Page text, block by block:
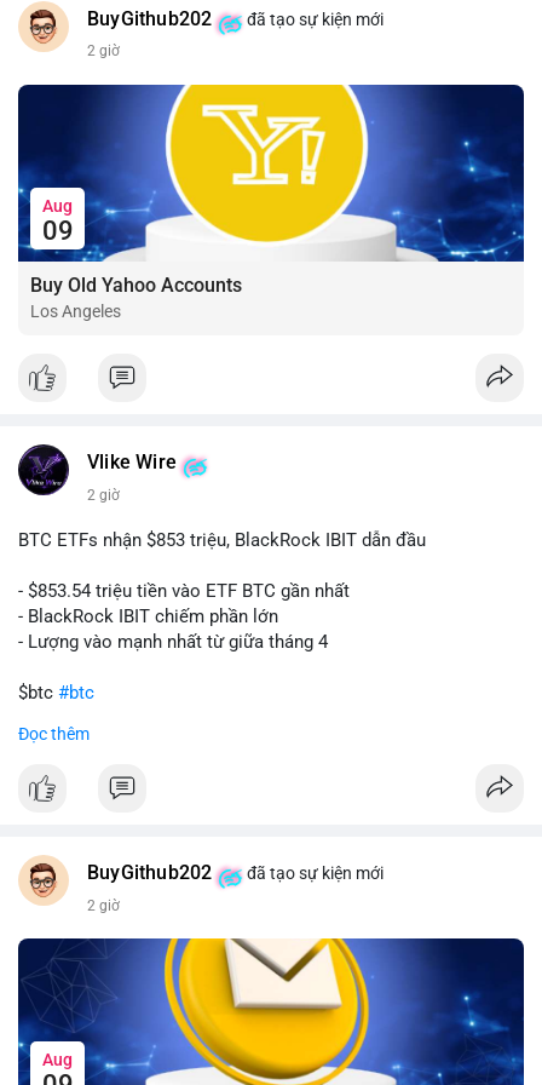
BuyGithub202 đã tạo sự kiện mới
2 giờ
Aug
09
Buy Old Yahoo Accounts
Los Angeles
Vlike Wire
2 giờ
BTC ETFs nhận $853 triệu, BlackRock IBIT dẫn đầu
- $853.54 triệu tiền vào ETF BTC gần nhất
- BlackRock IBIT chiếm phần lớn
- Lượng vào mạnh nhất từ giữa tháng 4
$btc #btc
#vlikevn
📰 Nguồn: CoinDesk
Đọc thêm
BuyGithub202 đã tạo sự kiện mới
2 giờ
Aug